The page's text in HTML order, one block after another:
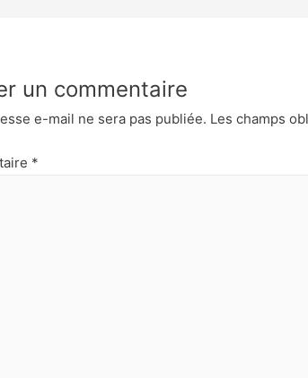
un commentaire
e-mail ne sera pas publiée. Les champs
*